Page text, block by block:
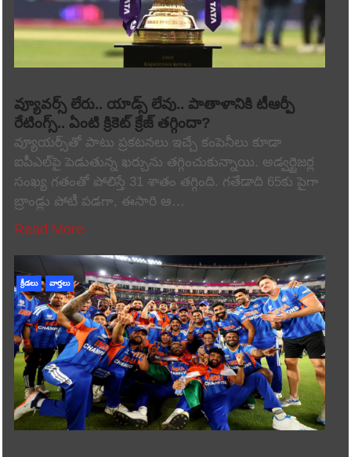
వ్యూవర్స్ లేరు.. యాడ్స్ లేవు.. పాతాళానికి టీఆర్పీ
రేటింగ్స్.. ఏంటి క్రికెట్ క్రేజ్ తగ్గిందా?
వ్యూయర్స్‌తో పాటు ప్రకటనలు ఇచ్చే కంపెనీలు కూడా
ఐపీఎల్‌పై పెడుతున్న ఖర్చును తగ్గించుకున్నాయి. అడ్వర్టైజర్ల
సంఖ్య గతంతో పోలిస్తే 31 శాతం తగ్గింది. గతేడాది 65కు పైగా
బ్రాండ్లు పోటీ పడగా, ఈసారి ఆ…
Read More
క్రీడలు వార్తలు